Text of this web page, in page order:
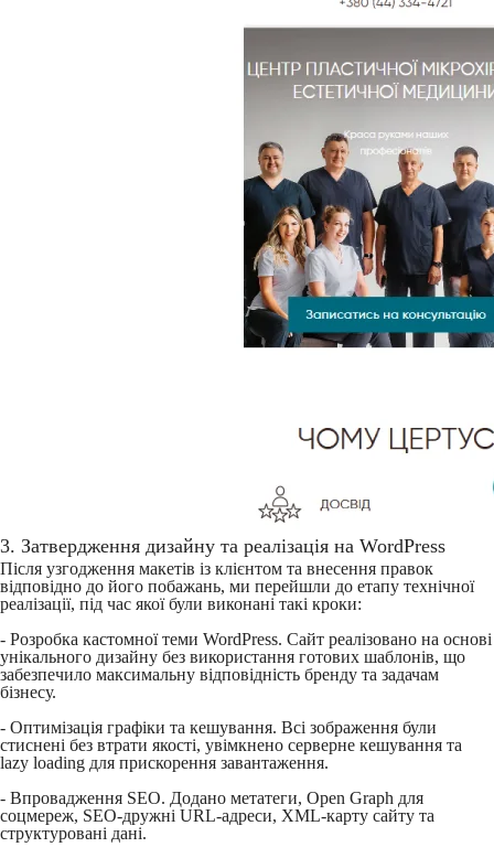
3. Затвердження дизайну та реалізація на WordPress
Після узгодження макетів із клієнтом та внесення правок
відповідно до його побажань, ми перейшли до етапу технічної
реалізації, під час якої були виконані такі кроки:
- Розробка кастомної теми WordPress. Сайт реалізовано на основі
унікального дизайну без використання готових шаблонів, що
забезпечило максимальну відповідність бренду та задачам
бізнесу.
- Оптимізація графіки та кешування. Всі зображення були
стиснені без втрати якості, увімкнено серверне кешування та
lazy loading для прискорення завантаження.
- Впровадження SEO. Додано метатеги, Open Graph для
соцмереж, SEO-дружні URL-адреси, XML-карту сайту та
структуровані дані.